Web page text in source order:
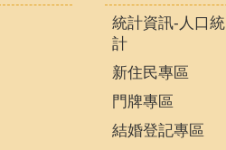
統計資訊-人口統
計
新住民專區
門牌專區
結婚登記專區